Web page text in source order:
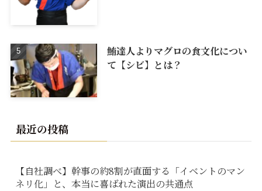
鮪達人よりマグロの食文化につい
て【シビ】とは？
最近の投稿
【自社調べ】幹事の約8割が直面する「イベントのマン
ネリ化」と、本当に喜ばれた演出の共通点